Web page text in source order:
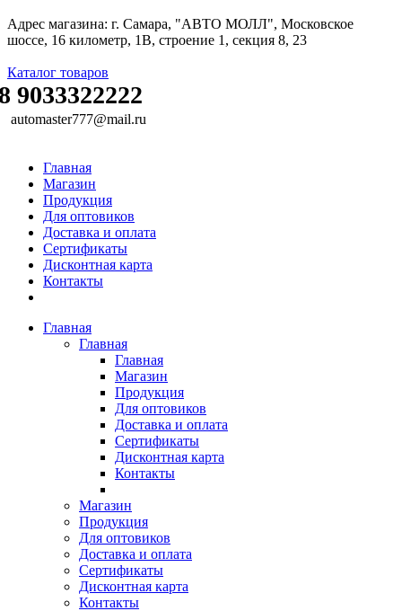
Адрес магазина: г. Самара, "АВТО МОЛЛ", Московское
шоссе, 16 километр, 1В, строение 1, секция 8, 23
Каталог товаров
9033322222
automaster777@mail.ru
Главная
Магазин
Продукция
Для оптовиков
Доставка и оплата
Сертификаты
Дисконтная карта
Контакты
Главная
Главная
Главная
Магазин
Продукция
Для оптовиков
Доставка и оплата
Сертификаты
Дисконтная карта
Контакты
Магазин
Продукция
Для оптовиков
Доставка и оплата
Сертификаты
Дисконтная карта
Контакты